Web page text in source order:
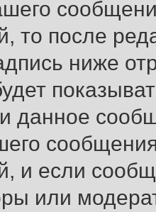
то после
ниже
данное
и если
или